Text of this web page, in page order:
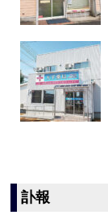
訃報